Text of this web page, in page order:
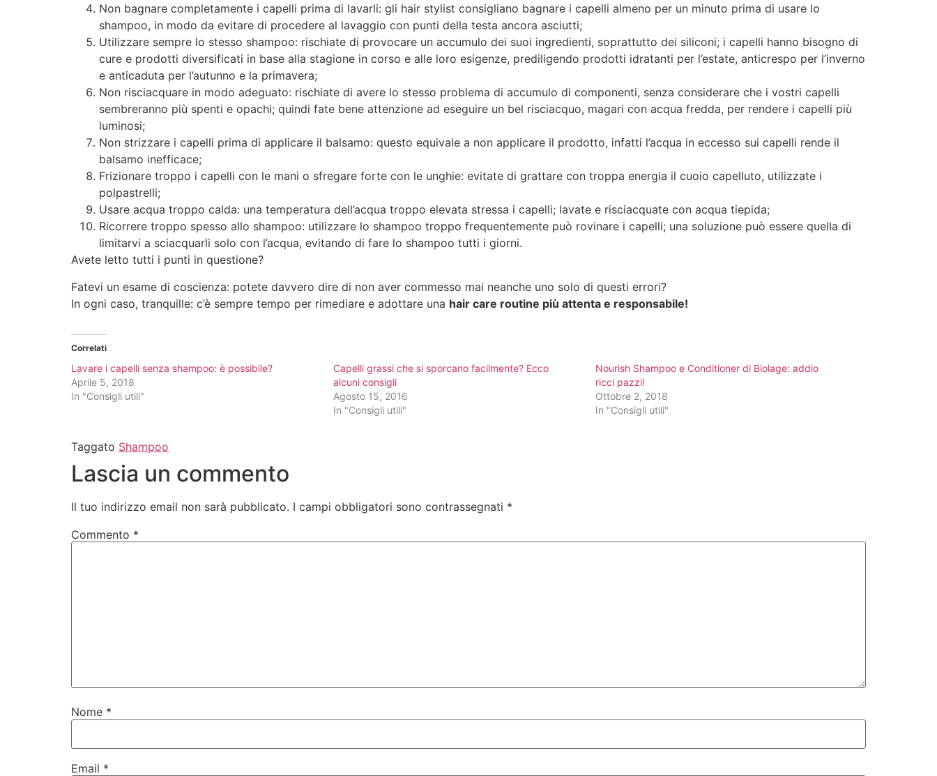
Non bagnare completamente i capelli prima di lavarli: gli hair stylist consigliano bagnare i capelli almeno per un minuto prima di usare lo
shampoo, in modo da evitare di procedere al lavaggio con punti della testa ancora asciutti;
Utilizzare sempre lo stesso shampoo: rischiate di provocare un accumulo dei suoi ingredienti, soprattutto dei siliconi; i capelli hanno bisogno di
cure e prodotti diversificati in base alla stagione in corso e alle loro esigenze, prediligendo prodotti idratanti per l’estate, anticrespo per l’inverno
e anticaduta per l’autunno e la primavera;
Non risciacquare in modo adeguato: rischiate di avere lo stesso problema di accumulo di componenti, senza considerare che i vostri capelli
sembreranno più spenti e opachi; quindi fate bene attenzione ad eseguire un bel risciacquo, magari con acqua fredda, per rendere i capelli più
luminosi;
Non strizzare i capelli prima di applicare il balsamo: questo equivale a non applicare il prodotto, infatti l’acqua in eccesso sui capelli rende il
balsamo inefficace;
Frizionare troppo i capelli con le mani o sfregare forte con le unghie: evitate di grattare con troppa energia il cuoio capelluto, utilizzate i
polpastrelli;
Usare acqua troppo calda: una temperatura dell’acqua troppo elevata stressa i capelli; lavate e risciacquate con acqua tiepida;
Ricorrere troppo spesso allo shampoo: utilizzare lo shampoo troppo frequentemente può rovinare i capelli; una soluzione può essere quella di
limitarvi a sciacquarli solo con l’acqua, evitando di fare lo shampoo tutti i giorni.
Avete letto tutti i punti in questione?
Fatevi un esame di coscienza: potete davvero dire di non aver commesso mai neanche uno solo di questi errori?
In ogni caso, tranquille: c’è sempre tempo per rimediare e adottare una hair care routine più attenta e responsabile!
Correlati
Lavare i capelli senza shampoo: è possibile?
Aprile 5, 2018
In "Consigli utili"
Capelli grassi che si sporcano facilmente? Ecco
alcuni consigli
Agosto 15, 2016
In "Consigli utili"
Nourish Shampoo e Conditioner di Biolage: addio
ricci pazzi!
Ottobre 2, 2018
In "Consigli utili"
Taggato Shampoo
Lascia un commento
Il tuo indirizzo email non sarà pubblicato. I campi obbligatori sono contrassegnati *
Commento *
Nome *
Email *